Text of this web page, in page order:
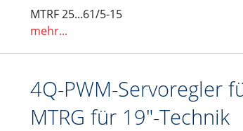
MTRF 25...61/5-15
mehr...
4Q-PWM-Servoregler
MTRG für 19"-Technik